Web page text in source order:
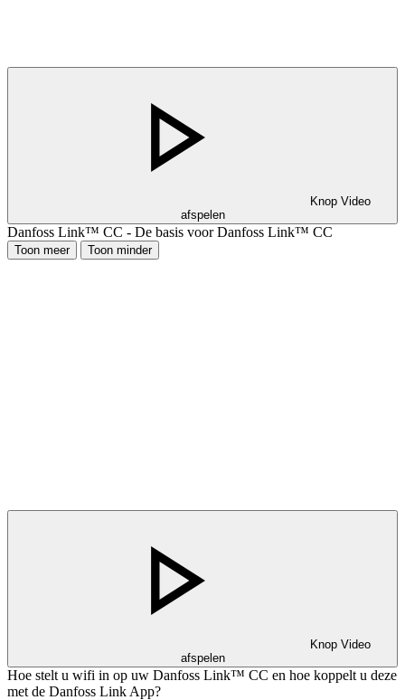
Knop Video
afspelen
Danfoss Link™ CC - De basis voor Danfoss Link™ CC
Toon meer Toon minder
Knop Video
afspelen
Hoe stelt u wifi in op uw Danfoss Link™ CC en hoe koppelt u deze
met de Danfoss Link App?